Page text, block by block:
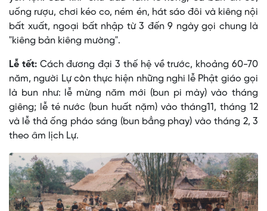
uống rượu, chơi kéo co, ném én, hát sáo đôi và kiêng nội
bất xuất, ngoại bất nhập từ 3 đến 9 ngày gọi chung là
"kiêng bản kiêng mường".
Lễ tết: Cách đương đại 3 thế hệ về trước, khoảng 60-70
năm, người Lự còn thực hiện những nghi lễ Phật giáo gọi
là bun như: lễ mừng năm mới (bun pi mày) vào tháng
giêng; lễ té nước (bun huất nặm) vào tháng11, tháng 12
và lễ thả ống pháo sáng (bun bẳng phay) vào tháng 2, 3
theo âm lịch Lự.